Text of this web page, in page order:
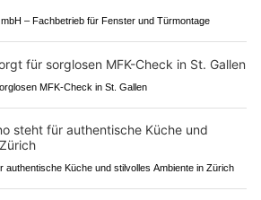
– Fachbetrieb für Fenster und Türmontage
MFK-Check in St. Gallen
authentische Küche und stilvolles Ambiente in Zürich